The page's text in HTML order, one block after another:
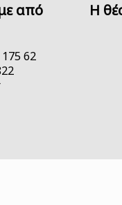
από
62
H